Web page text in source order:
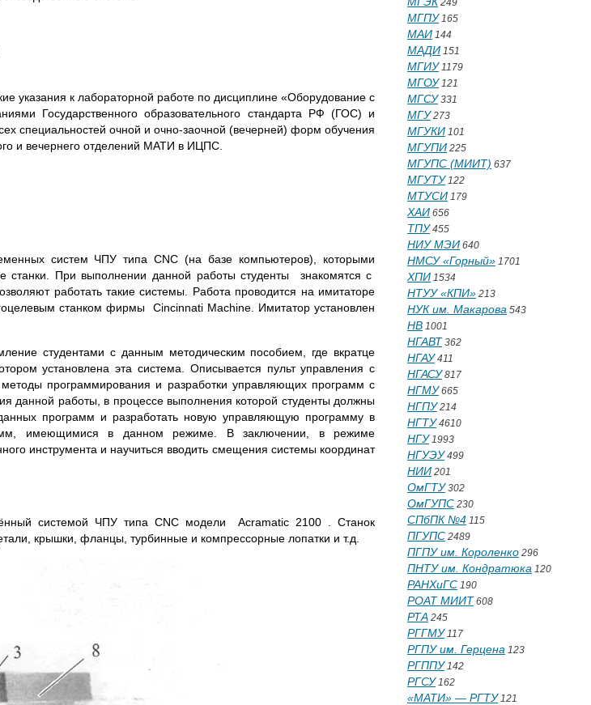
указания к лабораторной работе по дисциплине «Оборудование с
Государственного образовательного стандарта РФ (ГОС) и
специальностей очной и очно-заочной (вечерней) форм обучения
и вечернего отделений МАТИ в ИЦПС.
систем ЧПУ типа CNC (на базе компьютеров), которыми
При выполнении данной работы студенты знакомятся с
работать такие системы. Работа проводится на имитаторе
станком фирмы Cincinnati Machine. Имитатор установлен
студентами с данным методическим пособием, где вкратце
установлена эта система. Описывается пульт управления с
программирования и разработки управляющих программ с
данной работы, в процессе выполнения которой студенты должны
программ и разработать новую управляющую программу в
имеющимися в данном режиме. В заключении, в режиме
инструмента и научиться вводить смещения системы координат
системой ЧПУ типа CNC модели Acramatic 2100 . Станок
крышки, фланцы, турбинные и компрессорные лопатки и т.д.
249
МГПУ165
МАИ 144
МАДИ 151
МГИУ1179
МГОУ121
МГСУ331
МГУ273
МГУКИ 101
МГУПИ 225
МГУПС (МИИТ) 637
МГУТУ122
МТУСИ 179
ХАИ 656
ТПУ455
НИУ МЭИ 640
НМСУ «Горный» 1701
ХПИ 1534
НТУУ «КПИ» 213
НУК им. Макарова 543
НВ 1001
НГАВТ 362
НГАУ411
НГАСУ817
НГМУ665
НГПУ214
НГТУ4610
НГУ1993
НГУЭУ499
НИИ 201
ОмГТУ302
ОмГУПС 230
СПбПК №4 115
ПГУПС 2489
ПГПУ им. Короленко 296
ПНТУ им. Кондратюка 120
РАНХиГС 190
РОАТ МИИТ 608
РТА 245
РГГМУ117
РГПУ им. Герцена 123
РГППУ142
РГСУ162
«МАТИ» — РГТУ121